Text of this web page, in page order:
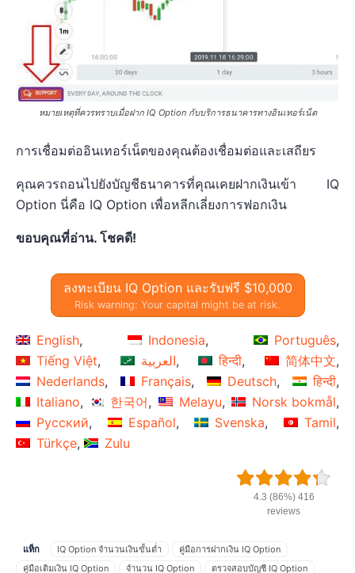
หมายเหตุที่ควรทราบเมื่อฝาก IQ Option กับบริการธนาคารทางอินเทอร์เน็ต
การเชื่อมต่ออินเทอร์เน็ตของคุณต้องเชื่อมต่อและเสถียร
คุณควรถอนไปยังบัญชีธนาคารที่คุณเคยฝากเงินเข้า IQ
Option นี่คือ IQ Option เพื่อหลีกเลี่ยงการฟอกเงิน
ขอบคุณที่อ่าน. โชคดี!
ลงทะเบียน IQ Option และรับฟรี $10,000
Risk warning: Your capital might be at risk.
English Indonesia
Português
Tiếng Việt
العربية हिन्दी
简体中文
Nederlands
Français Deutsch
हिन्दी
Italiano
한국어 Melayu
Norsk bokmål
Русский
Español Svenska
Tamil
Türkçe
Zulu
4.3 (86%) 416
reviews
แท็ก IQ Option จำนวนเงินขั้นต่ำ
คู่มือการฝากเงิน IQ Option
คู่มือเติมเงิน IQ Option
จำนวน IQ Option ตรวจสอบบัญชี IQ Option